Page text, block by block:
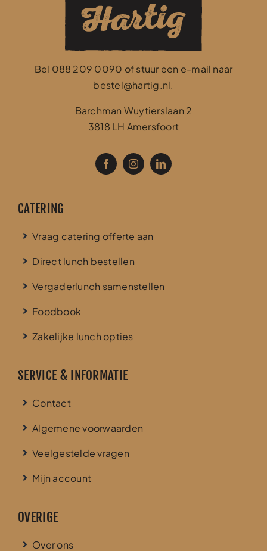
Bel 088 209 0090 of stuur een e-mail naar
bestel@hartig.nl.
Barchman Wuytierslaan 2
3818 LH Amersfoort
CATERING
Vraag catering offerte aan
Direct lunch bestellen
Vergaderlunch samenstellen
Foodbook
Zakelijke lunch opties
SERVICE & INFORMATIE
Contact
Algemene voorwaarden
Veelgestelde vragen
Mijn account
OVERIGE
Over ons